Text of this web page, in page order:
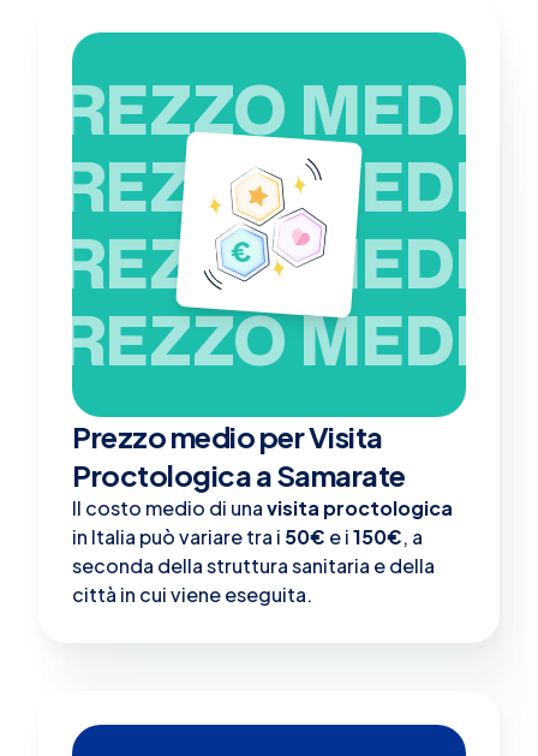
PREZZO MEDIO
PREZZO MEDIO
PREZZO MEDIO
PREZZO MEDIO
Prezzo medio per Visita
Proctologica a Samarate
Il costo medio di unavisita proctologica
in Italia può variare tra i 50€ e i150€, a
seconda della struttura sanitaria e della
città in cui viene eseguita.